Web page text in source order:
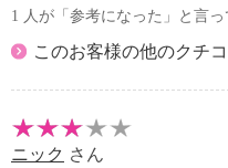
表記：Ｌ
1 人が「参考になった」と言っ
このお客様の他のクチ
ニック さん